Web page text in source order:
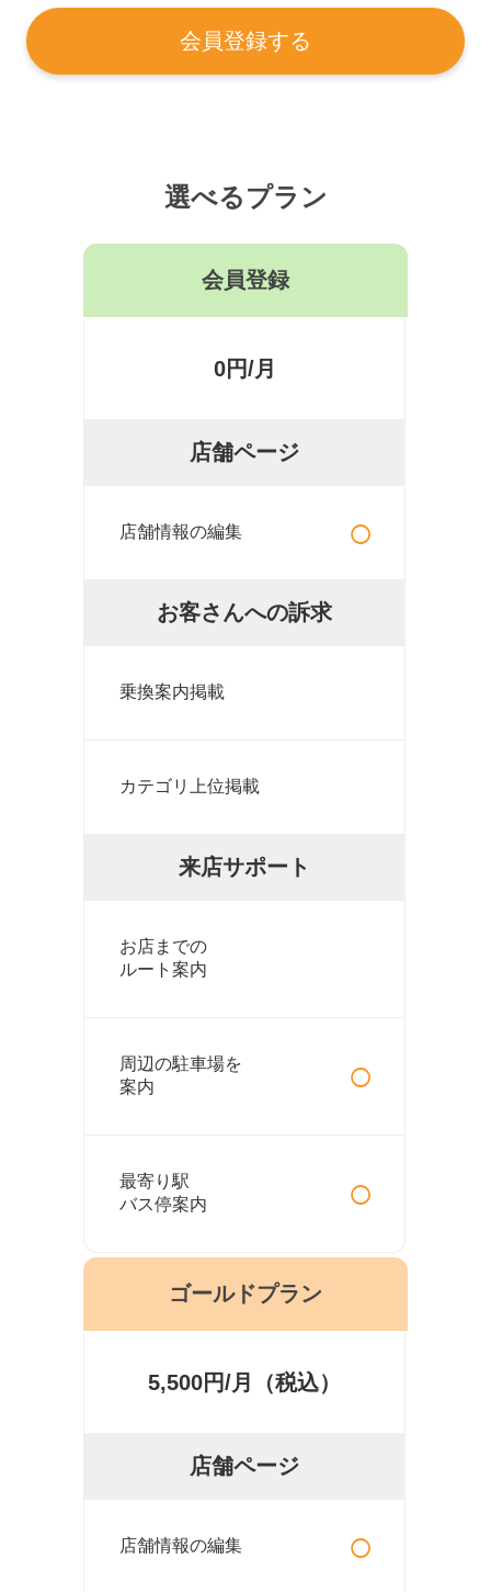
会員登録する
選べるプラン
会員登録
0円/月
店舗ページ
店舗情報の編集 ○
お客さんへの訴求
乗換案内掲載
カテゴリ上位掲載
来店サポート
お店までの
ルート案内
周辺の駐車場を
案内
○
最寄り駅
バス停案内
○
ゴールドプラン
5,500円/月（税込）
店舗ページ
店舗情報の編集 ○